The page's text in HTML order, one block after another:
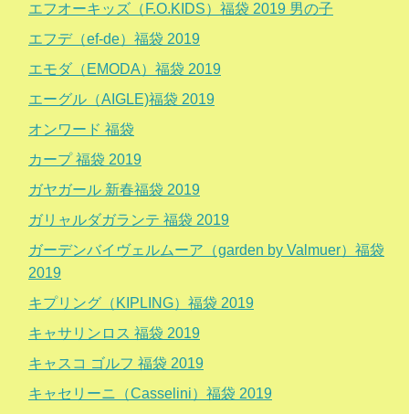
エフオーキッズ（F.O.KIDS）福袋 2019 男の子
エフデ（ef-de）福袋 2019
エモダ（EMODA）福袋 2019
エーグル（AIGLE)福袋 2019
オンワード 福袋
カープ 福袋 2019
ガヤガール 新春福袋 2019
ガリャルダガランテ 福袋 2019
ガーデンバイヴェルムーア（garden by Valmuer）福袋
2019
キプリング（KIPLING）福袋 2019
キャサリンロス 福袋 2019
キャスコ ゴルフ 福袋 2019
キャセリーニ（Casselini）福袋 2019